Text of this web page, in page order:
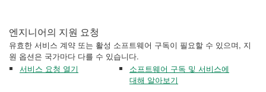
엔지니어의 지원 요청
유효한 서비스 계약 또는 활성 소프트웨어 구독이 필요할 수 있으며, 지
원 옵션은 국가마다 다를 수 있습니다.
서비스 요청 열기
소프트웨어 구독 및 서비스에
대해 알아보기